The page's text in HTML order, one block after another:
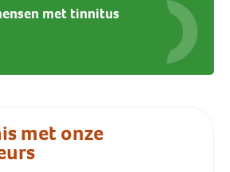
met tinnitus
met onze